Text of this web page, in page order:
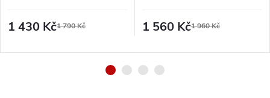
1 430 Kč1 790 Kč 1 560 Kč1 960 Kč